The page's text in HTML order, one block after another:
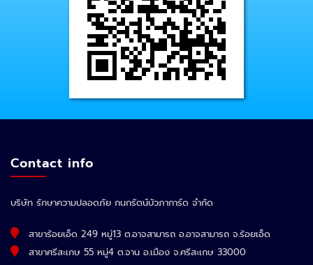
Contact info
บริษัท รักษาความปลอดภัย กนกรัตน์บัวภาการ์ด จำกัด
สาขาร้อยเอ็ด 249 หมู่13 ต.อาจสามารถ อ.อาจสามารถ จ.ร้อยเอ็ด
สาขาศรีสะเกษ 55 หมู่4 ต.จาน อ.เมือง จ.ศรีสะเกษ 33000